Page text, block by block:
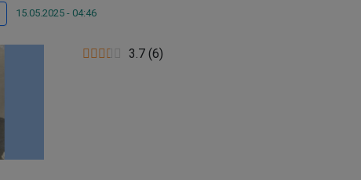
15.05.2025 - 04:46
3.7 (6)